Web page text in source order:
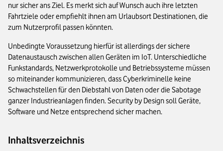
nur sicher ans Ziel. Es merkt sich auf Wunsch auch ihre letzten
Fahrtziele oder empfiehlt ihnen am Urlaubsort Destinationen, die
zum Nutzerprofil passen könnten.
Unbedingte Voraussetzung hierfür ist allerdings der sichere
Datenaustausch zwischen allen Geräten im IoT. Unterschiedliche
Funkstandards, Netzwerkprotokolle und Betriebssysteme müssen
so miteinander kommunizieren, dass Cyberkriminelle keine
Schwachstellen für den Diebstahl von Daten oder die Sabotage
ganzer Industrieanlagen finden. Security by Design soll Geräte,
Software und Netze entsprechend sicher machen.
Inhaltsverzeichnis